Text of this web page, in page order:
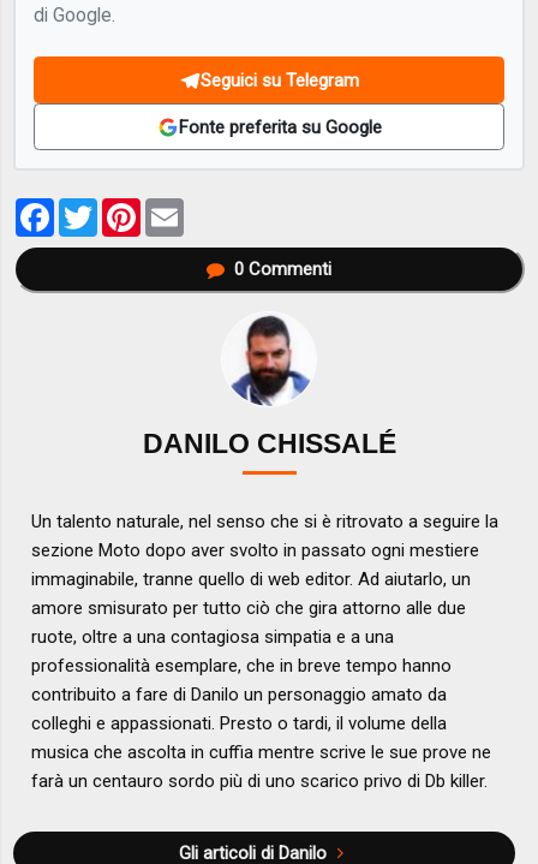
di Google.
Seguici su Telegram
Fonte preferita su Google
Facebook
TwitterPinterest
0Commenti
DANILO CHISSALÉ
Un talento naturale, nel senso che si è ritrovato a seguire la
sezione Moto dopo aver svolto in passato ogni mestiere
immaginabile, tranne quello di web editor. Ad aiutarlo, un
amore smisurato per tutto ciò che gira attorno alle due
ruote, oltre a una contagiosa simpatia e a una
professionalità esemplare, che in breve tempo hanno
contribuito a fare di Danilo un personaggio amato da
colleghi e appassionati. Presto o tardi, il volume della
musica che ascolta in cuffia mentre scrive le sue prove ne
farà un centauro sordo più di uno scarico privo di Db killer.
Gli articoli di Danilo